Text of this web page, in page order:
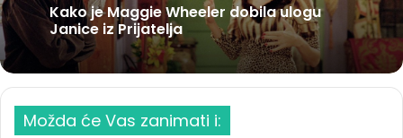
Kako je Maggie Wheeler dobila ulogu
Janice iz Prijatelja
Možda će Vas zanimati i: